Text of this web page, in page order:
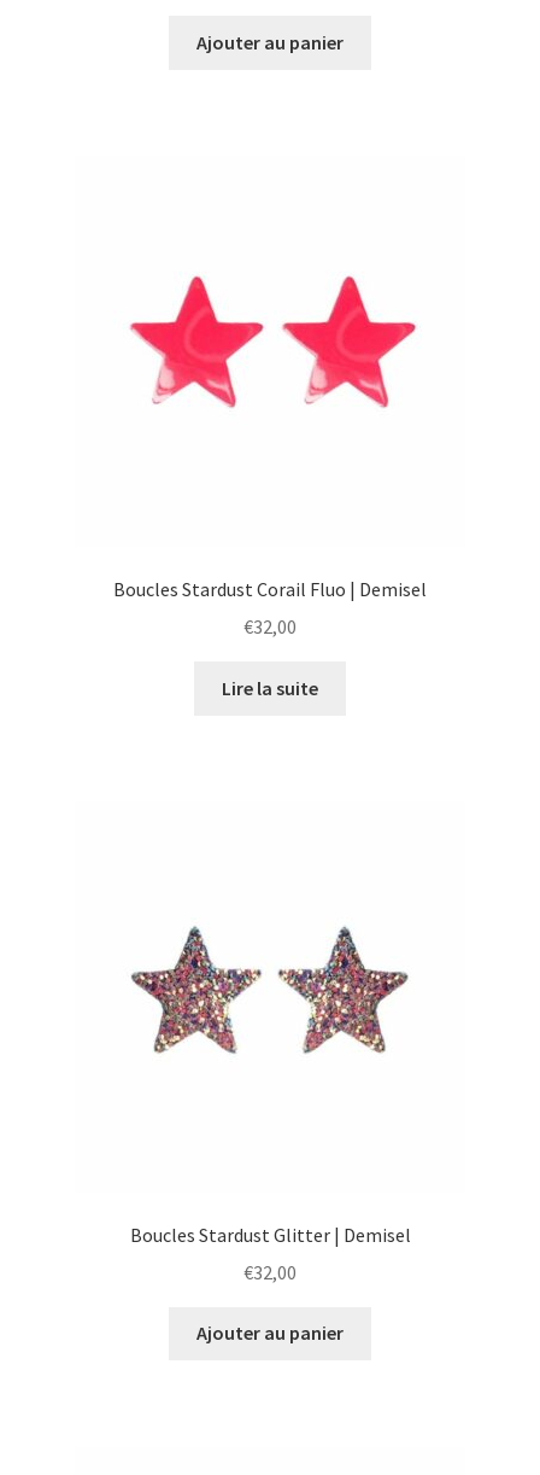
Ajouter au panier
Boucles Stardust Corail Fluo | Demisel
€32,00
Lire la suite
Boucles Stardust Glitter | Demisel
€32,00
Ajouter au panier